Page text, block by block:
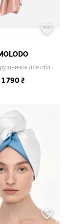
Шовковий рушничок для обличчя рожевий
1 790 ₴